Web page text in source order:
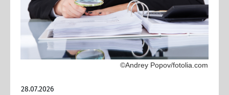
©Andrey Popov/fotolia.com
28.07.2026